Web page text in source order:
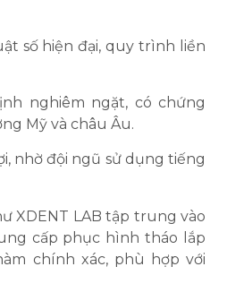
số hiện đại, quy trình liền
nghiêm ngặt, có chứng
Mỹ và châu Âu.
nhờ đội ngũ sử dụng tiếng
XDENT LAB tập trung vào
cấp phục hình tháo lắp
chính xác, phù hợp với